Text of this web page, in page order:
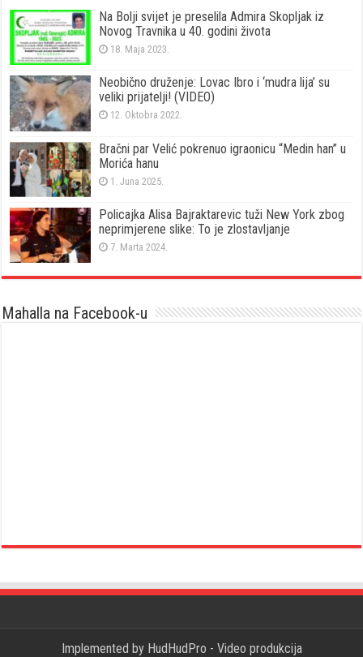
Na Bolji svijet je preselila Admira Skopljak iz
Novog Travnika u 40. godini života
18. Maja 2023.
Neobično druženje: Lovac Ibro i ‘mudra lija’ su
veliki prijatelji! (VIDEO)
12. Oktobra 2022.
Bračni par Velić pokrenuo igraonicu “Medin han” u
Morića hanu
1. Juna 2025.
Policajka Alisa Bajraktarevic tuži New York zbog
neprimjerene slike: To je zlostavljanje
7. Marta 2024.
Mahalla na Facebook-u
Implemented by HudHudPro - Video produkcija